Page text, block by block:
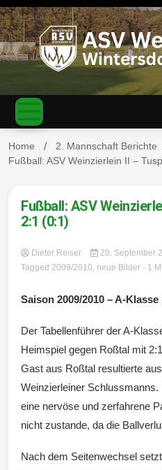
S
k
i
p
c
Home
2. Mannschaft Berichte
Fußball: ASV Weinzierlein II –
Fußball: ASV
2:1 (0:1)
Dieter Reiser 20. September
Tagged 2009/2010, neue Bilder - 1
Saison 2009/2010 – A-Klasse
Der Tabellenführer der A-
Heimspiel gegen Roßtal mit
Gast aus Roßtal resultierte
Weinzierleiner
eine nervöse und zerfahrene
nicht zustande, da die
Nach dem Seitenwechsel